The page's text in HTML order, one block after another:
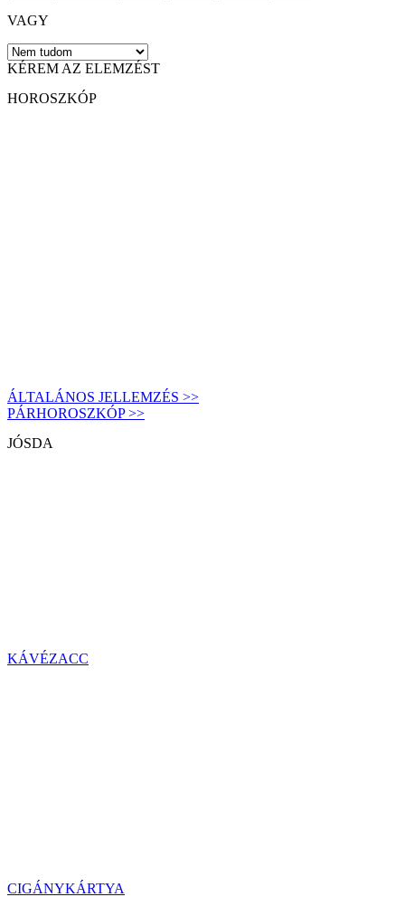
VAGY
KÉREM AZ ELEMZÉST
HOROSZKÓP
ÁLTALÁNOS JELLEMZÉS >>
PÁRHOROSZKÓP >>
JÓSDA
KÁVÉZACC
CIGÁNYKÁRTYA